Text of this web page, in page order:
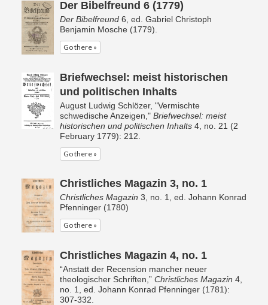
Der Bibelfreund 6 (1779)
Der Bibelfreund 6, ed. Gabriel Christoph
Benjamin Mosche (1779).
Go there »
Briefwechsel: meist historischen
und politischen Inhalts
August Ludwig Schlözer, "Vermischte
schwedische Anzeigen," Briefwechsel: meist
historischen und politischen Inhalts 4, no. 21 (2
February 1779): 212.
Go there »
Christliches Magazin 3, no. 1
Christliches Magazin 3, no. 1, ed. Johann Konrad
Pfenninger (1780)
Go there »
Christliches Magazin 4, no. 1
“Anstatt der Recension mancher neuer
theologischer Schriften,” Christliches Magazin 4,
no. 1, ed. Johann Konrad Pfenninger (1781):
307-332.